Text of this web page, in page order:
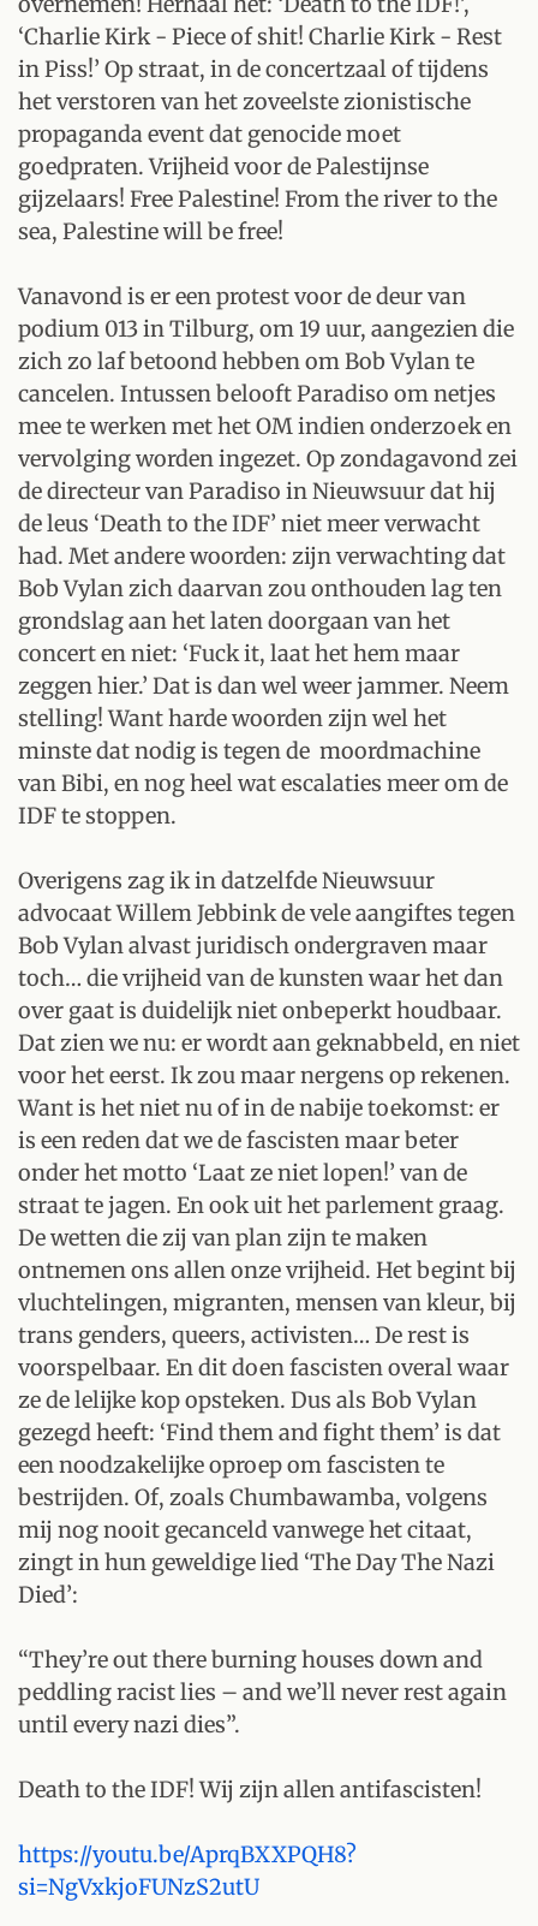
‘Charlie Kirk - Piece of shit! Charlie Kirk - Rest
in Piss!’ Op straat, in de concertzaal of tijdens
het verstoren van het zoveelste zionistische
propaganda event dat genocide moet
goedpraten. Vrijheid voor de Palestijnse
gijzelaars! Free Palestine! From the river to the
sea, Palestine will be free!
Vanavond is er een protest voor de deur van
podium 013 in Tilburg, om 19 uur, aangezien die
zich zo laf betoond hebben om Bob Vylan te
cancelen. Intussen belooft Paradiso om netjes
mee te werken met het OM indien onderzoek en
vervolging worden ingezet. Op zondagavond zei
de directeur van Paradiso in Nieuwsuur dat hij
de leus ‘Death to the IDF’ niet meer verwacht
had. Met andere woorden: zijn verwachting dat
Bob Vylan zich daarvan zou onthouden lag ten
grondslag aan het laten doorgaan van het
concert en niet: ‘Fuck it, laat het hem maar
zeggen hier.’ Dat is dan wel weer jammer. Neem
stelling! Want harde woorden zijn wel het
minste dat nodig is tegen de moordmachine
van Bibi, en nog heel wat escalaties meer om de
IDF te stoppen.
Overigens zag ik in datzelfde Nieuwsuur
advocaat Willem Jebbink de vele aangiftes tegen
Bob Vylan alvast juridisch ondergraven maar
toch… die vrijheid van de kunsten waar het dan
over gaat is duidelijk niet onbeperkt houdbaar.
Dat zien we nu: er wordt aan geknabbeld, en niet
voor het eerst. Ik zou maar nergens op rekenen.
Want is het niet nu of in de nabije toekomst: er
is een reden dat we de fascisten maar beter
onder het motto ‘Laat ze niet lopen!’ van de
straat te jagen. En ook uit het parlement graag.
De wetten die zij van plan zijn te maken
ontnemen ons allen onze vrijheid. Het begint bij
vluchtelingen, migranten, mensen van kleur, bij
trans genders, queers, activisten… De rest is
voorspelbaar. En dit doen fascisten overal waar
ze de lelijke kop opsteken. Dus als Bob Vylan
gezegd heeft: ‘Find them and fight them’ is dat
een noodzakelijke oproep om fascisten te
bestrijden. Of, zoals Chumbawamba, volgens
mij nog nooit gecanceld vanwege het citaat,
zingt in hun geweldige lied ‘The Day The Nazi
Died’:
“They’re out there burning houses down and
peddling racist lies – and we’ll never rest again
until every nazi dies”.
Death to the IDF! Wij zijn allen antifascisten!
https://youtu.be/AprqBXXPQH8?
si=NgVxkjoFUNzS2utU